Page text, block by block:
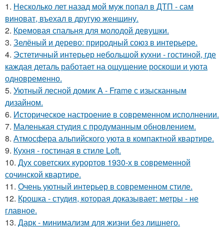
1. Несколько лет назад мой муж попал в ДТП - сам
виноват, въехал в другую женщину.
2. Кремовая спальня для молодой девушки.
3. Зелёный и дерево: природный союз в интерьере.
4. Эстетичный интерьер небольшой кухни - гостиной, где
каждая деталь работает на ощущение роскоши и уюта
одновременно.
5. Уютный лесной домик A - Frame с изысканным
дизайном.
6. Историческое настроение в современном исполнении.
7. Маленькая студия с продуманным обновлением.
8. Атмосфера альпийского уюта в компактной квартире.
9. Кухня - гостиная в стиле Loft.
10. Дух советских курортов 1930-х в современной
сочинской квартире.
11. Очень уютный интерьер в современном стиле.
12. Крошка - студия, которая доказывает: метры - не
главное.
13. Дарк - минимализм для жизни без лишнего.